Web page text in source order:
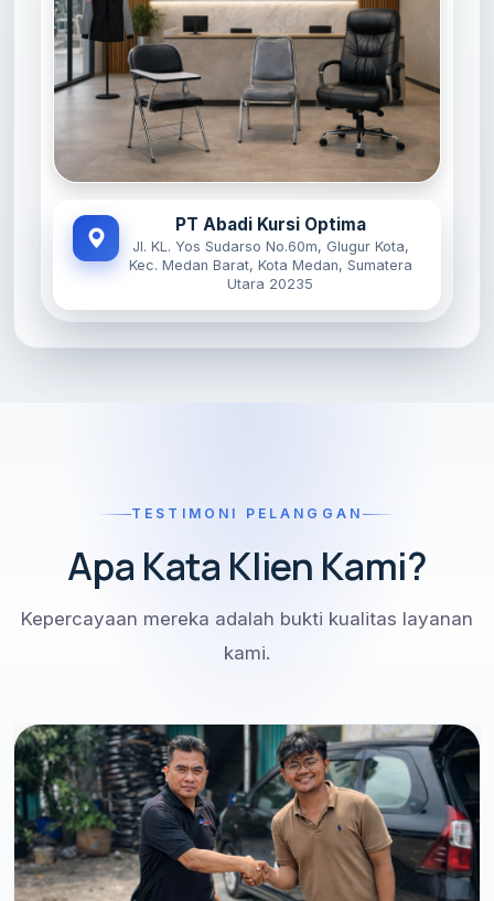
PT Abadi Kursi Optima
Jl. KL. Yos Sudarso No.60m, Glugur Kota,
Kec. Medan Barat, Kota Medan, Sumatera
Utara 20235
TESTIMONI PELANGGAN
Apa Kata Klien Kami?
Kepercayaan mereka adalah bukti kualitas layanan
kami.